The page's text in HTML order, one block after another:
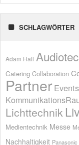
SCHLAGWÖRTER
Adam Hall
Catering Collaboration
Partner
Lichttechnik
Medientechnik Messe
Nachhaltigkeit Panasonic